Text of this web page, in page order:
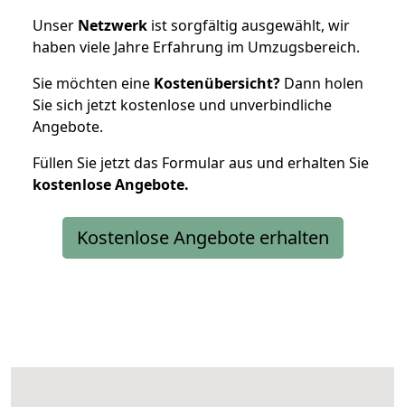
Unser Netzwerk ist sorgfältig ausgewählt, wir
haben viele Jahre Erfahrung im Umzugsbereich.
Sie möchten eine Kostenübersicht? Dann holen
Sie sich jetzt kostenlose und unverbindliche
Angebote.
Füllen Sie jetzt das Formular aus und erhalten Sie
kostenloseAngebote.
Kostenlose Angebote erhalten